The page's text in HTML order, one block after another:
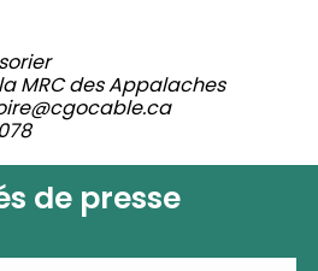
MRC des Appalaches
de presse